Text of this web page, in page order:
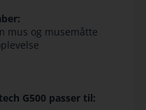
mus og musemåtte
G500 passer til: